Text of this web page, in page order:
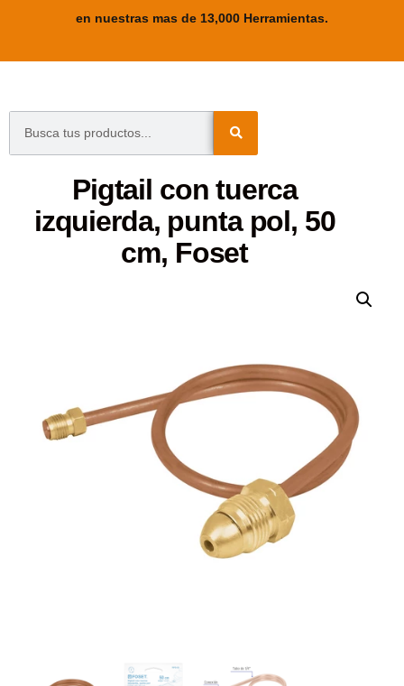
en nuestras mas de 13,000 Herramientas.
Pigtail con tuerca
izquierda, punta pol, 50
cm, Foset